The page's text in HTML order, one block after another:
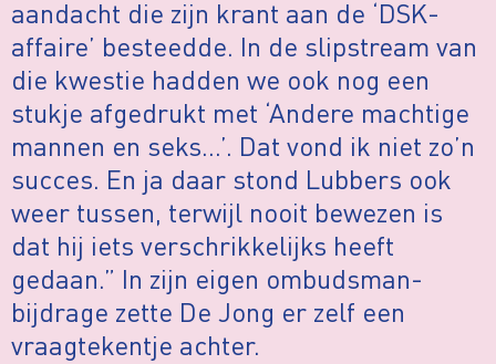
aandacht die zijn krant aan de ‘DSK-
affaire’ besteedde. In de slipstream van
die kwestie hadden we ook nog een
stukje afgedrukt met ‘Andere machtige
mannen en seks…’. Dat vond ik niet zo’n
succes. En ja daar stond Lubbers ook
weer tussen, terwijl nooit bewezen is
dat hij iets verschrikkelijks heeft
gedaan.” In zijn eigen ombudsman-
bijdrage zette De Jong er zelf een
vraagtekentje achter.